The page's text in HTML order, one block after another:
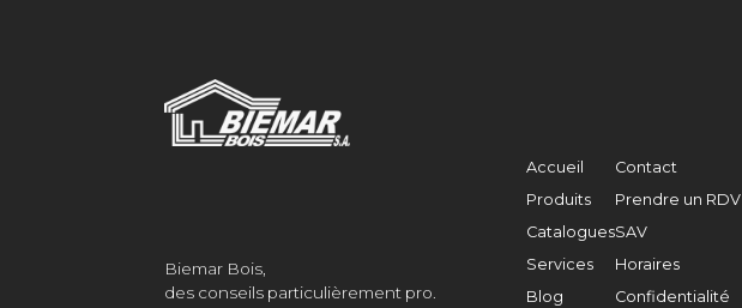
Biemar Bois,
des conseils particulièrement pro.
Accueil
Produits
Catalogues
Services
Blog
Contact
Prendre un RDV
SAV
Horaires
Confidentialité